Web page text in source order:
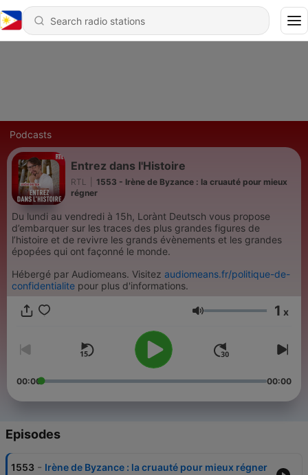
Podcasts
Entrez dans l'Histoire
RTL
1553 - Irène de Byzance : la cruauté pour mieux
régner
Du lundi au vendredi à 15h, Lorànt Deutsch vous propose
d’embarquer sur les traces des plus grandes figures de
l’histoire et de revivre les grands évènements et les grandes
épopées qui ont façonné le monde.
Hébergé par Audiomeans. Visitez audiomeans.fr/politique-de-
confidentialite pour plus d'informations.
Volume 1 x
00:00 00:00
Episodes
1553 - Irène de Byzance : la cruauté pour mieux régner